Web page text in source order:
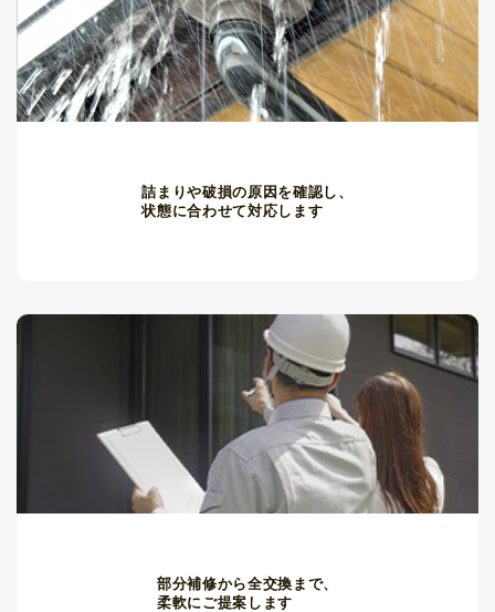
詰まりや破損の原因を確認し、
状態に合わせて対応します
部分補修から全交換まで、
柔軟にご提案します